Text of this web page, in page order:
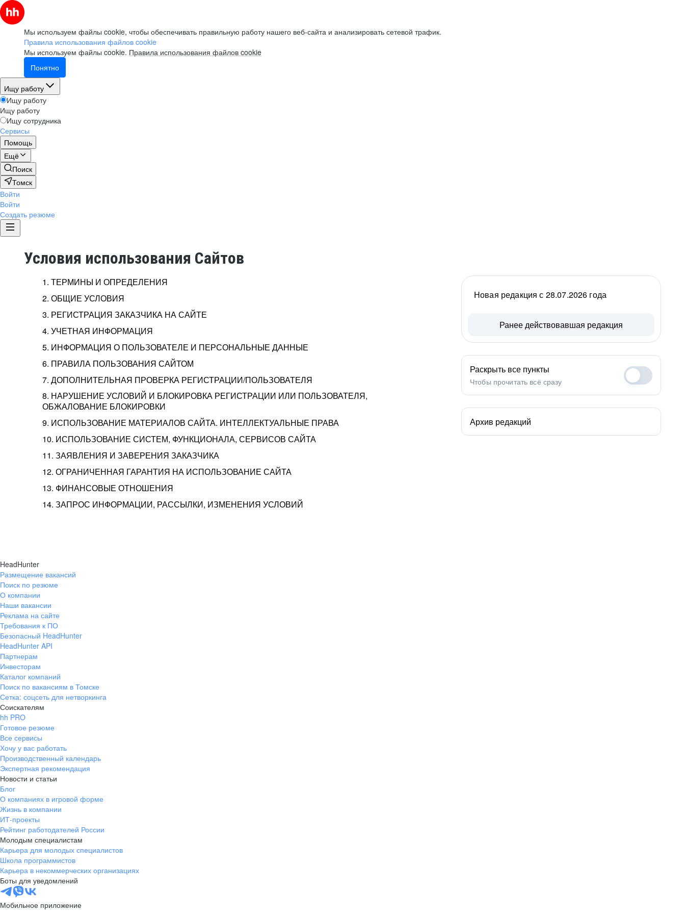
Мы используем файлы cookie, чтобы обеспечивать правильную работу нашего веб-сайта и анализировать сетевой трафик.
Правила использования файлов cookie
Мы используем файлы cookie. Правила использования файлов cookie
Понятно
Ищу работу
Ищу работу
Ищу работу
Ищу сотрудника
Сервисы
Помощь
Ещё
Поиск
Томск
Войти
Войти
Создать резюме
Условия использования Сайтов
1. ТЕРМИНЫ И ОПРЕДЕЛЕНИЯ
2. ОБЩИЕ УСЛОВИЯ
3. РЕГИСТРАЦИЯ ЗАКАЗЧИКА НА САЙТЕ
4. УЧЕТНАЯ ИНФОРМАЦИЯ
5. ИНФОРМАЦИЯ О ПОЛЬЗОВАТЕЛЕ И ПЕРСОНАЛЬНЫЕ ДАННЫЕ
6. ПРАВИЛА ПОЛЬЗОВАНИЯ САЙТОМ
7. ДОПОЛНИТЕЛЬНАЯ ПРОВЕРКА РЕГИСТРАЦИИ/ПОЛЬЗОВАТЕЛЯ
8. НАРУШЕНИЕ УСЛОВИЙ И БЛОКИРОВКА РЕГИСТРАЦИИ ИЛИ ПОЛЬЗОВАТЕЛЯ,
ОБЖАЛОВАНИЕ БЛОКИРОВКИ
9. ИСПОЛЬЗОВАНИЕ МАТЕРИАЛОВ САЙТА. ИНТЕЛЛЕКТУАЛЬНЫЕ ПРАВА
10. ИСПОЛЬЗОВАНИЕ СИСТЕМ, ФУНКЦИОНАЛА, СЕРВИСОВ САЙТА
11. ЗАЯВЛЕНИЯ И ЗАВЕРЕНИЯ ЗАКАЗЧИКА
12. ОГРАНИЧЕННАЯ ГАРАНТИЯ НА ИСПОЛЬЗОВАНИЕ САЙТА
13. ФИНАНСОВЫЕ ОТНОШЕНИЯ
14. ЗАПРОС ИНФОРМАЦИИ, РАССЫЛКИ, ИЗМЕНЕНИЯ УСЛОВИЙ
Новая редакция с 28.07.2026 года
Ранее действовавшая редакция
Раскрыть все пункты
Чтобы прочитать всё сразу
Архив редакций
HeadHunter
Размещение вакансий
Поиск по резюме
О компании
Наши вакансии
Реклама на сайте
Требования к ПО
Безопасный HeadHunter
HeadHunter API
Партнерам
Инвесторам
Каталог компаний
Поиск по вакансиям в Томске
Сетка: соцсеть для нетворкинга
Соискателям
hh PRO
Готовое резюме
Все сервисы
Хочу у вас работать
Производственный календарь
Экспертная рекомендация
Новости и статьи
Блог
О компаниях в игровой форме
Жизнь в компании
ИТ-проекты
Рейтинг работодателей России
Молодым специалистам
Карьера для молодых специалистов
Школа программистов
Карьера в некоммерческих организациях
Боты для уведомлений
Мобильное приложение